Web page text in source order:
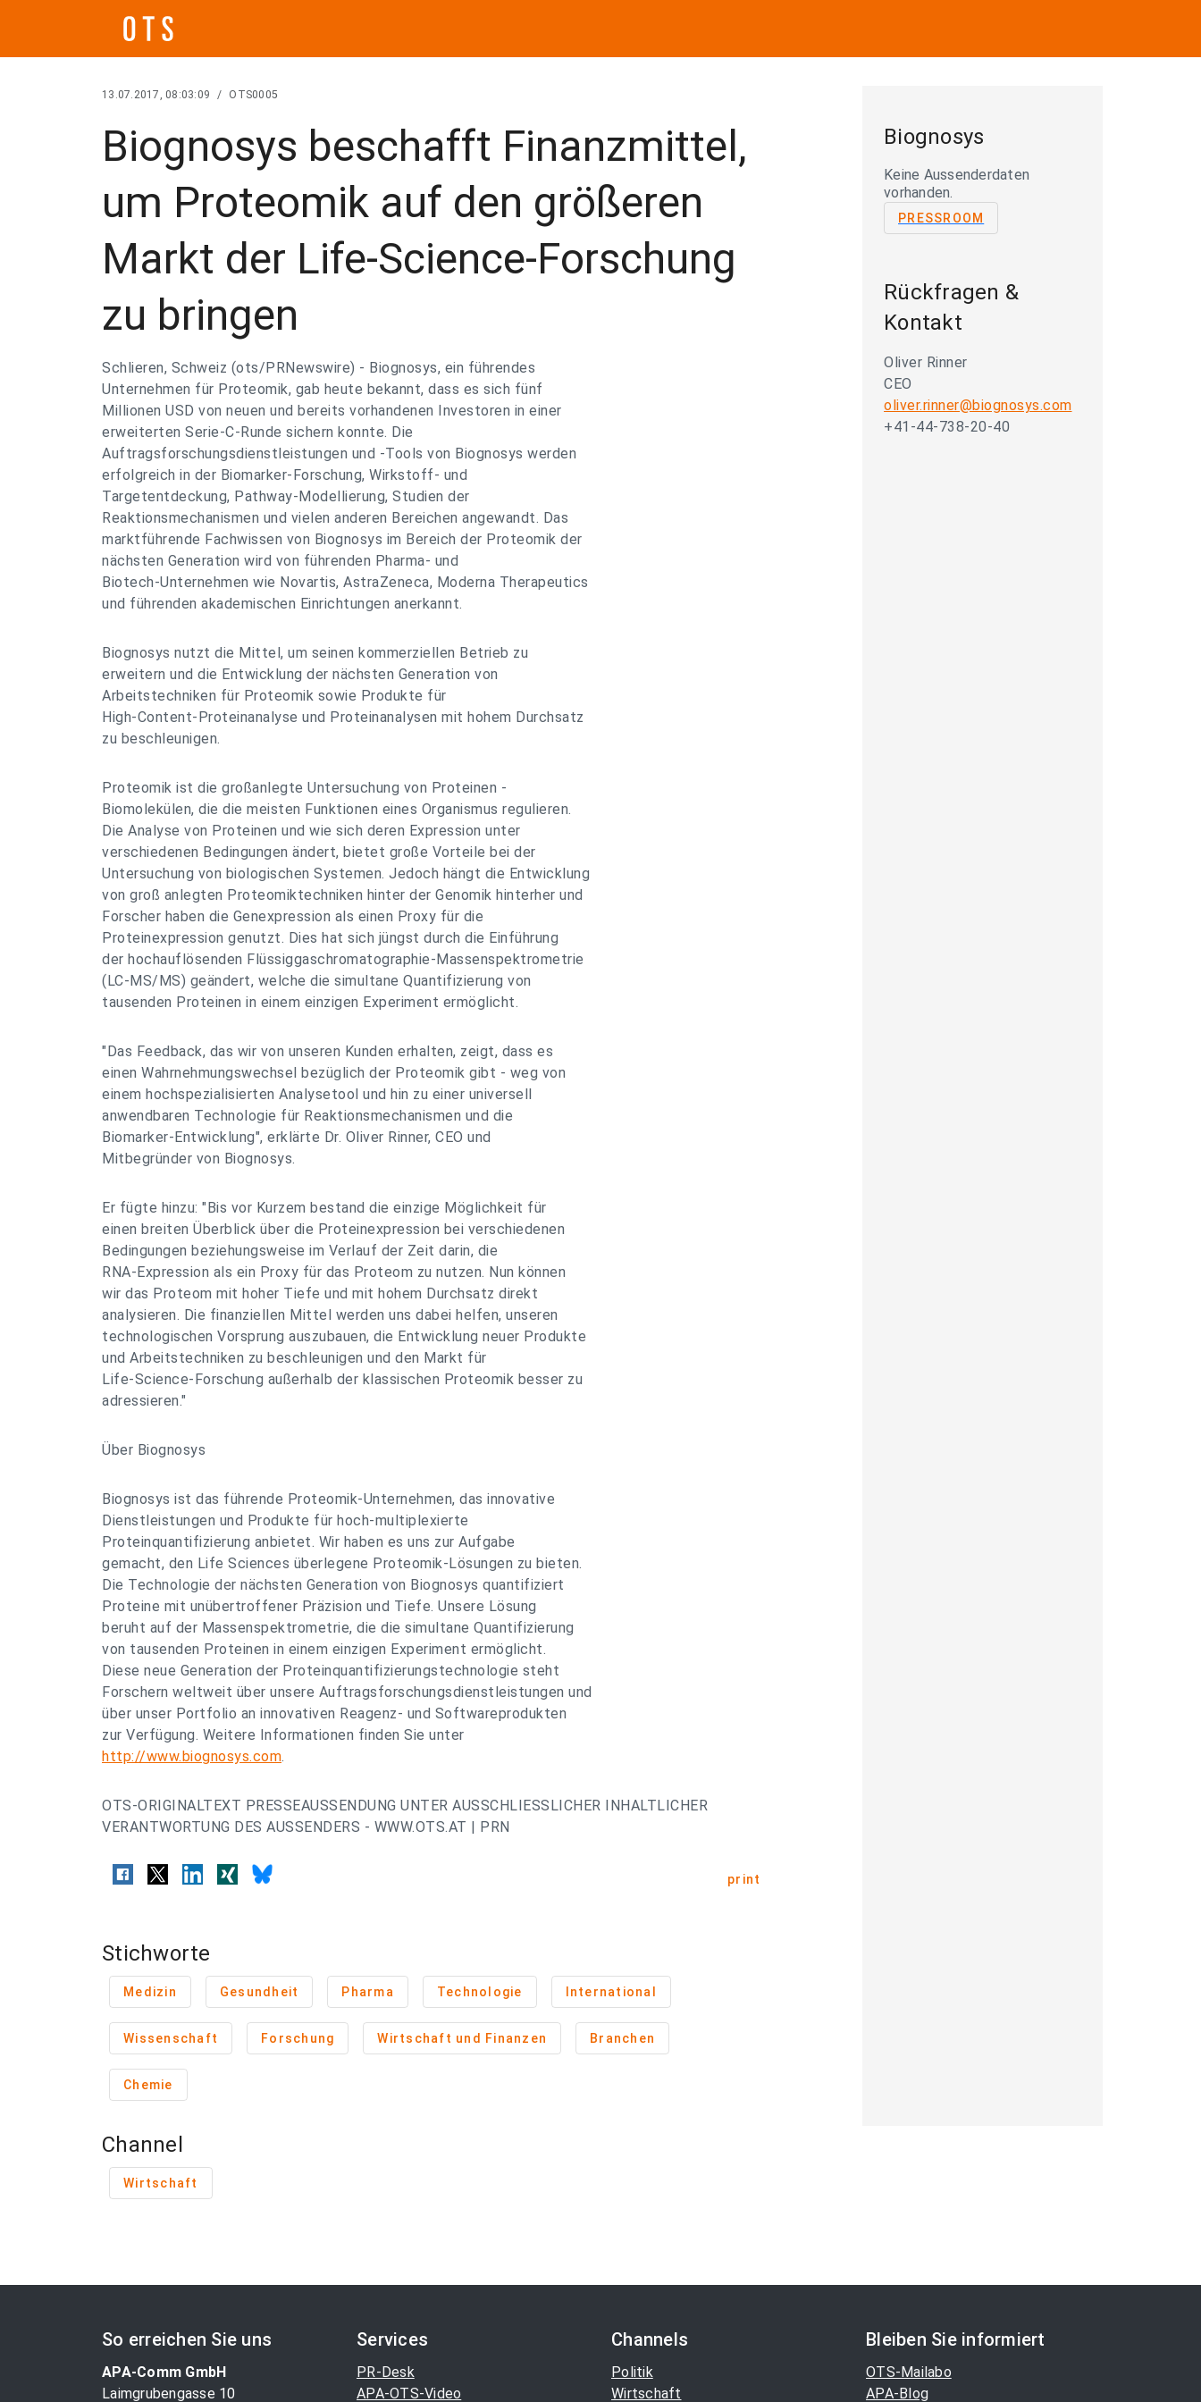
13.07.2017, 08:03:09 / OTS0005
Biognosys beschafft Finanzmittel,
um Proteomik auf den größeren
Markt der Life-Science-Forschung
zu bringen
Schlieren, Schweiz (ots/PRNewswire) - Biognosys, ein führendes
Unternehmen für Proteomik, gab heute bekannt, dass es sich fünf
Millionen USD von neuen und bereits vorhandenen Investoren in einer
erweiterten Serie-C-Runde sichern konnte. Die
Auftragsforschungsdienstleistungen und -Tools von Biognosys werden
erfolgreich in der Biomarker-Forschung, Wirkstoff- und
Targetentdeckung, Pathway-Modellierung, Studien der
Reaktionsmechanismen und vielen anderen Bereichen angewandt. Das
marktführende Fachwissen von Biognosys im Bereich der Proteomik der
nächsten Generation wird von führenden Pharma- und
Biotech-Unternehmen wie Novartis, AstraZeneca, Moderna Therapeutics
und führenden akademischen Einrichtungen anerkannt.
Biognosys nutzt die Mittel, um seinen kommerziellen Betrieb zu
erweitern und die Entwicklung der nächsten Generation von
Arbeitstechniken für Proteomik sowie Produkte für
High-Content-Proteinanalyse und Proteinanalysen mit hohem Durchsatz
zu beschleunigen.
Proteomik ist die großanlegte Untersuchung von Proteinen -
Biomolekülen, die die meisten Funktionen eines Organismus regulieren.
Die Analyse von Proteinen und wie sich deren Expression unter
verschiedenen Bedingungen ändert, bietet große Vorteile bei der
Untersuchung von biologischen Systemen. Jedoch hängt die Entwicklung
von groß anlegten Proteomiktechniken hinter der Genomik hinterher und
Forscher haben die Genexpression als einen Proxy für die
Proteinexpression genutzt. Dies hat sich jüngst durch die Einführung
der hochauflösenden Flüssiggaschromatographie-Massenspektrometrie
(LC-MS/MS) geändert, welche die simultane Quantifizierung von
tausenden Proteinen in einem einzigen Experiment ermöglicht.
"Das Feedback, das wir von unseren Kunden erhalten, zeigt, dass es
einen Wahrnehmungswechsel bezüglich der Proteomik gibt - weg von
einem hochspezialisierten Analysetool und hin zu einer universell
anwendbaren Technologie für Reaktionsmechanismen und die
Biomarker-Entwicklung", erklärte Dr. Oliver Rinner, CEO und
Mitbegründer von Biognosys.
Er fügte hinzu: "Bis vor Kurzem bestand die einzige Möglichkeit für
einen breiten Überblick über die Proteinexpression bei verschiedenen
Bedingungen beziehungsweise im Verlauf der Zeit darin, die
RNA-Expression als ein Proxy für das Proteom zu nutzen. Nun können
wir das Proteom mit hoher Tiefe und mit hohem Durchsatz direkt
analysieren. Die finanziellen Mittel werden uns dabei helfen, unseren
technologischen Vorsprung auszubauen, die Entwicklung neuer Produkte
und Arbeitstechniken zu beschleunigen und den Markt für
Life-Science-Forschung außerhalb der klassischen Proteomik besser zu
adressieren."
Über Biognosys
Biognosys ist das führende Proteomik-Unternehmen, das innovative
Dienstleistungen und Produkte für hoch-multiplexierte
Proteinquantifizierung anbietet. Wir haben es uns zur Aufgabe
gemacht, den Life Sciences überlegene Proteomik-Lösungen zu bieten.
Die Technologie der nächsten Generation von Biognosys quantifiziert
Proteine mit unübertroffener Präzision und Tiefe. Unsere Lösung
beruht auf der Massenspektrometrie, die die simultane Quantifizierung
von tausenden Proteinen in einem einzigen Experiment ermöglicht.
Diese neue Generation der Proteinquantifizierungstechnologie steht
Forschern weltweit über unsere Auftragsforschungsdienstleistungen und
über unser Portfolio an innovativen Reagenz- und Softwareprodukten
zur Verfügung. Weitere Informationen finden Sie unter
http://www.biognosys.com.
OTS-ORIGINALTEXT PRESSEAUSSENDUNG UNTER AUSSCHLIESSLICHER INHALTLICHER
VERANTWORTUNG DES AUSSENDERS - WWW.OTS.AT | PRN
print
Stichworte
Medizin Gesundheit Pharma Technologie International
Wissenschaft Forschung Wirtschaft und Finanzen Branchen
Chemie
Channel
Wirtschaft
Biognosys
Keine Aussenderdaten
vorhanden.
PRESSROOM
Rückfragen &
Kontakt
Oliver Rinner
CEO
oliver.rinner@biognosys.com
+41-44-738-20-40
So erreichen Sie uns
APA-Comm GmbH
Laimgrubengasse 10
Services
PR-Desk
APA-OTS-Video
Channels
Politik
Wirtschaft
Bleiben Sie informiert
OTS-Mailabo
APA-Blog